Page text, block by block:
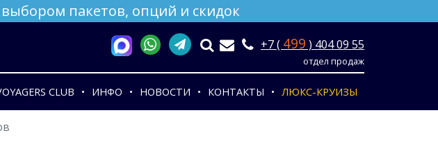
выбором пакетов, опций и скидок
+7 ( 499 ) 404 09 55
отдел продаж
CLUB ИНФО НОВОСТИ КОНТАКТЫ ЛЮКС-КРУИЗЫ